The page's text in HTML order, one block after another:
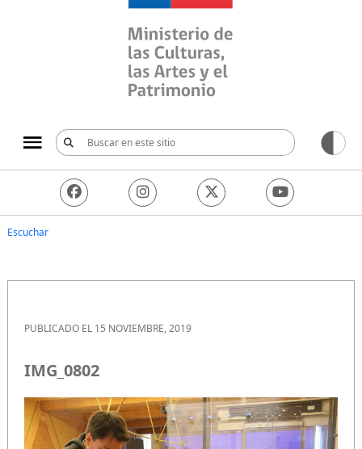
Ministerio de las
Escuchar
PUBLICADO EL 15 NOVIEMBRE, 2019
IMG_0802